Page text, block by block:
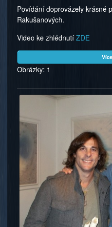
Povídání doprovázely krásné
Rakušanových.
Video ke zhlédnutí ZDE
Obrázky: 1